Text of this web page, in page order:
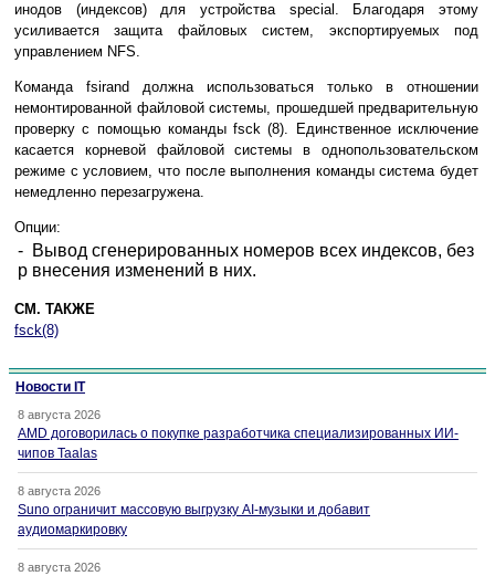
инодов (индексов) для устройства special. Благодаря этому
усиливается защита файловых систем, экспортируемых под
управлением NFS.
Команда fsirand должна использоваться только в отношении
немонтированной файловой системы, прошедшей предварительную
проверку с помощью команды fsck (8). Единственное исключение
касается корневой файловой системы в однопользовательском
режиме с условием, что после выполнения команды система будет
немедленно перезагружена.
Опции:
-
p
Вывод сгенерированных номеров всех индексов, без
внесения изменений в них.
СМ. ТАКЖЕ
fsck(8)
Новости IT
8 августа 2026
AMD договорилась о покупке разработчика специализированных ИИ-
чипов Taalas
8 августа 2026
Suno ограничит массовую выгрузку AI-музыки и добавит
аудиомаркировку
8 августа 2026